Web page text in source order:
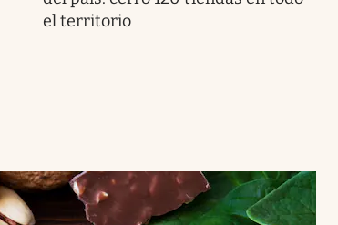
el territorio